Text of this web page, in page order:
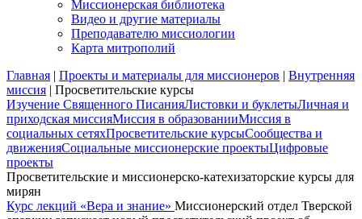
Миссионерская библиотека
Видео и другие материалы
Преподавателю миссиологии
Карта митрополий
Главная | Проекты и материалы для миссионеров | Внутренняя
миссия | Просветительские курсы
Изучение Священного ПисанияЛистовки и буклетыЛичная и
приходская миссияМиссия в образованииМиссия в
социальных сетяхПросветительские курсыСообщества и
движенияСоциальные миссионерские проектыЦифровые
проекты
Просветительские и миссионерско-катехизаторские курсы для
мирян
Курс лекций «Вера и знание» Миссионерский отдел Тверской